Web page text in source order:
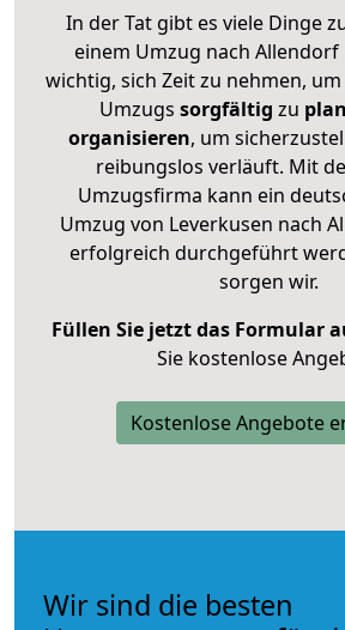
In der Tat gibt es viele Dinge
einem Umzug nach Allendorf
wichtig, sich Zeit zu nehmen,
Umzugs sorgfältig zu
organisieren, um
reibungslos verläuft. Mit
Umzugsfirma kann ein
Umzug von Leverkusen nach
erfolgreich durchgeführt
sorgen wir.
Füllen Sie jetzt das Formular
Sie kostenlose
Kostenlose Angebote
Wir sind die besten